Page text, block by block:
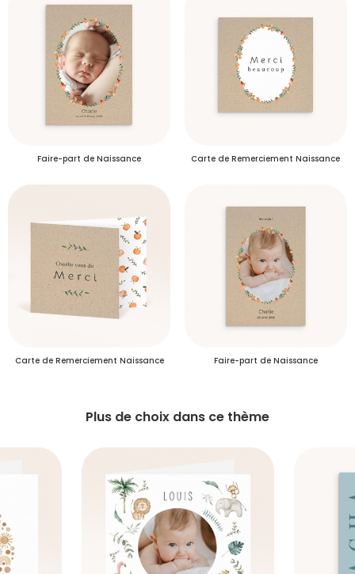
Plus d’info
Délais de livraison des échantillons
Faire-part de Naissance Carte de Remerciement Naissance
Carte de Remerciement Naissance Faire-part de Naissance
Plus de choix dans ce thème